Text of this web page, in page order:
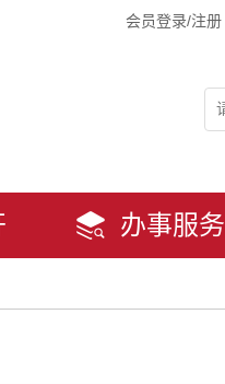
会员登录/注册
办事服务